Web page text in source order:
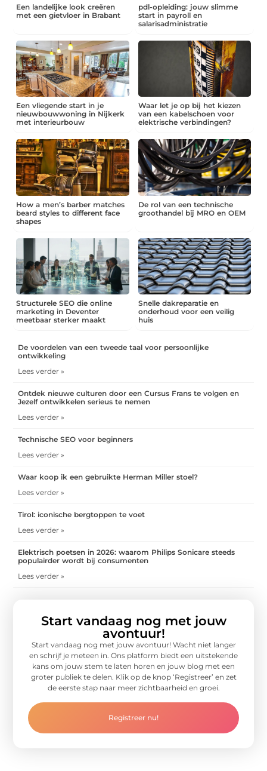
Een landelijke look creëren
met een gietvloer in Brabant
pdl-opleiding: jouw slimme
start in payroll en
salarisadministratie
Een vliegende start in je
nieuwbouwwoning in Nijkerk
met interieurbouw
Waar let je op bij het kiezen
van een kabelschoen voor
elektrische verbindingen?
How a men’s barber matches
beard styles to different face
shapes
De rol van een technische
groothandel bij MRO en OEM
Structurele SEO die online
marketing in Deventer
meetbaar sterker maakt
Snelle dakreparatie en
onderhoud voor een veilig
huis
De voordelen van een tweede taal voor persoonlijke
ontwikkeling
Lees verder »
Ontdek nieuwe culturen door een Cursus Frans te volgen en
Jezelf ontwikkelen serieus te nemen
Lees verder »
Technische SEO voor beginners
Lees verder »
Waar koop ik een gebruikte Herman Miller stoel?
Lees verder »
Tirol: iconische bergtoppen te voet
Lees verder »
Elektrisch poetsen in 2026: waarom Philips Sonicare steeds
populairder wordt bij consumenten
Lees verder »
Start vandaag nog met jouw
avontuur!
Start vandaag nog met jouw avontuur! Wacht niet langer
en schrijf je meteen in. Ons platform biedt een uitstekende
kans om jouw stem te laten horen en jouw blog met een
groter publiek te delen. Klik op de knop ‘Registreer’ en zet
de eerste stap naar meer zichtbaarheid en groei.
Registreer nu!